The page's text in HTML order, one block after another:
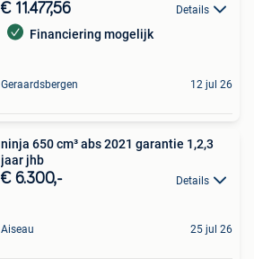
€ 11.477,56 Details
Financiering mogelijk
Geraardsbergen 12 jul 26
ninja 650 cm³ abs 2021 garantie 1,2,3
jaar jhb
€ 6.300,- Details
Aiseau 25 jul 26